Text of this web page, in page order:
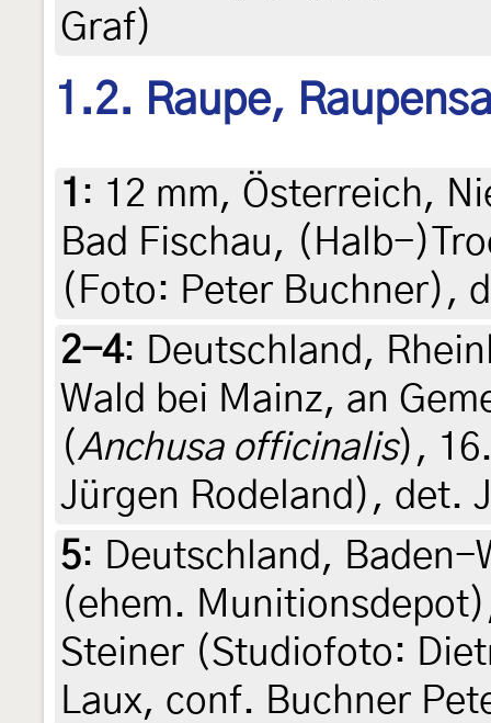
Graf)
1.2. Raupe,
1 : 12 mm, Österreich,
Bad Fischau, (Halb-
(Foto: Peter Buchner),
2-4: Deutschland,
Wald bei Mainz, an
(Anchusa officinalis),
Jürgen Rodeland), det.
5: Deutschland,
(ehem.
Steiner (Studiofoto:
Laux, conf. Buchner